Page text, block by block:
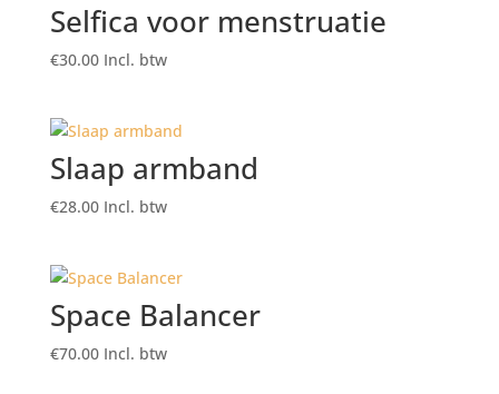
Selfica voor menstruatie
€30.00 Incl. btw
Slaap armband
€28.00 Incl. btw
Space Balancer
€70.00 Incl. btw